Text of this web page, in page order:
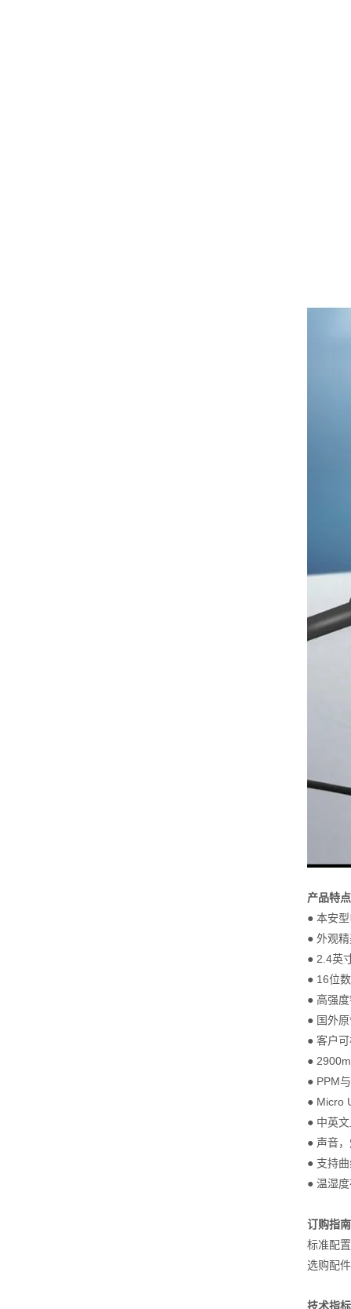
产品特
● 本安
● 外观
● 2.4英
● 16位
● 高强
● 国外
● 客户
●
● PPM
● Micro
● 中英
● 声音
● 支持
● 温湿
订购指南
标准配
选购配
技术指